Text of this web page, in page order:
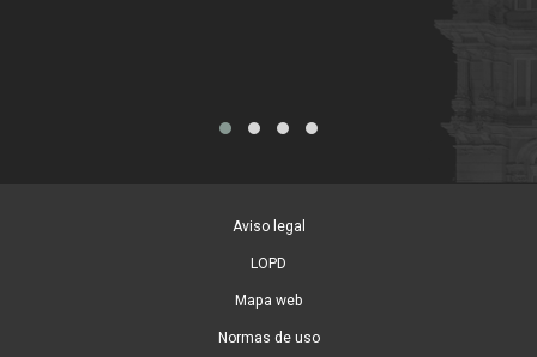
Aviso legal
LOPD
Mapa web
Normas de uso